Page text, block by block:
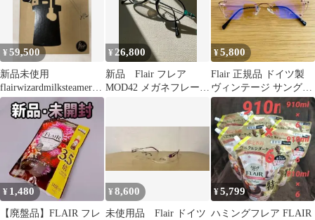
¥59,500
新品未使用
flairwizardmilksteamerフ
レアウィザードスチー
マー
¥26,800
新品 Flair フレア
MOD42 メガネフレー
ガネ 丸メガネ ヴィ
メガネ 高級フレー
¥5,800
Flair 正規品 ドイツ製
ヴィンテージ サングラ
ス 眼鏡 フレアー メガ
ネ
¥ 1,480
【廃盤品】FLAIR フレ
¥8,600
未使用品 Flair ドイツ
¥5,799
ハミングフレア FLAIR